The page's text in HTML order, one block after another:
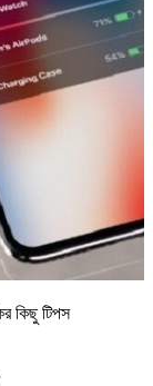
কিছু টিপস